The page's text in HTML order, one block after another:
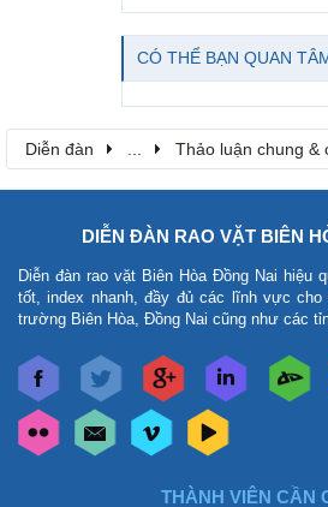
CÓ THỂ BẠN QUAN
Diễn đàn Thảo luận chung &
DIỄN ĐÀN RAO VẶT BIÊN
Diễn đàn rao vặt Biên Hòa Đồng Nai hiệu
tốt, index nhanh, đầy đủ các lĩnh vực cho
trường Biên Hòa, Đồng Nai cũng như các
THÀNH VIÊN CẦN